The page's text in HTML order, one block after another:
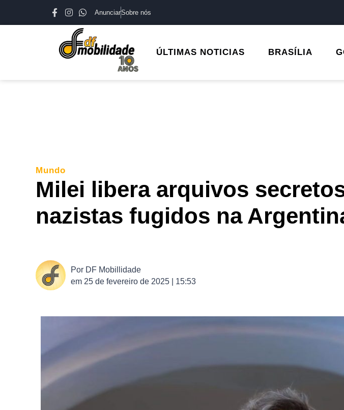
AnunciarSobre nós
ÚLTIMAS NOTICIAS BRASÍLIA
Mundo
Milei libera arquivos
nazistas fugidos na
Por DF Mobillidade
em 25 de fevereiro de 2025 | 15:53